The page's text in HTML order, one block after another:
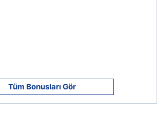
Tüm Bonusları Gör